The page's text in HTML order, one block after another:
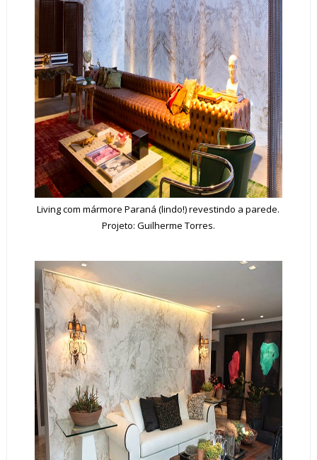
Living com mármore Paraná (lindo!) revestindo a parede.
Projeto: Guilherme Torres.